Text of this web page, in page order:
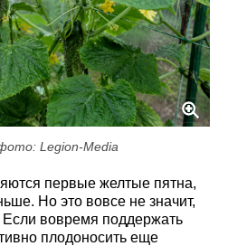
Legion-Media
первые желтые пятна,
Но это вовсе не значит,
Если вовремя поддержать
плодоносить еще